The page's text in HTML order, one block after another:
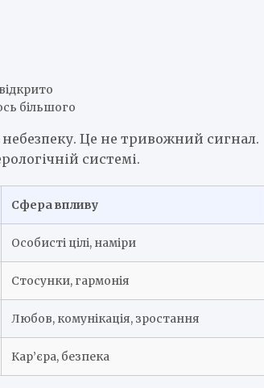
більшого
небезпеку. Це не тривожний сигнал.
системі.
Сфера впливу
Особисті цілі, наміри
Стосунки, гармонія
Любов, комунікація, зростання
Кар’єра, безпека